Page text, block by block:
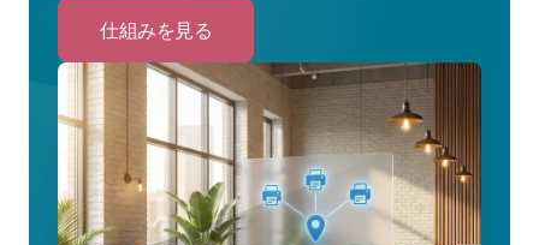
仕組みを見る
to
仕
を
見
る